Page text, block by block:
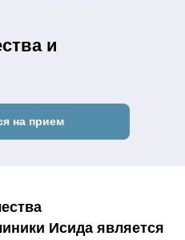
и
на прием
Исида является